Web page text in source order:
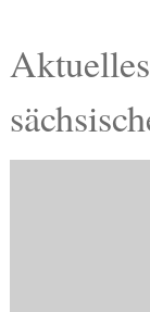
Gesundheit
Kultur